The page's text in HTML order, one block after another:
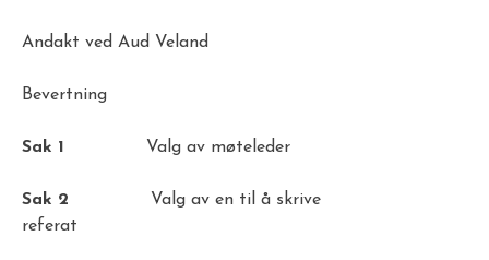
Andakt ved Aud Veland
Bevertning
Sak 1 Valg av møteleder
Sak 2
Valg av en til å skrive
referat